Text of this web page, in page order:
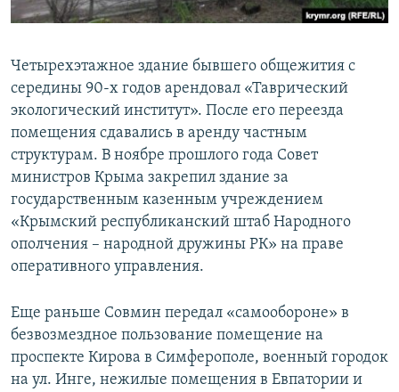
Четырехэтажное здание бывшего общежития с
середины 90-х годов арендовал «Таврический
экологический институт». После его переезда
помещения сдавались в аренду частным
структурам. В ноябре прошлого года Совет
министров Крыма закрепил здание за
государственным казенным учреждением
«Крымский республиканский штаб Народного
ополчения – народной дружины РК» на праве
оперативного управления.
Еще раньше Совмин передал «самообороне» в
безвозмездное пользование помещение на
проспекте Кирова в Симферополе, военный городок
на ул. Инге, нежилые помещения в Евпатории и